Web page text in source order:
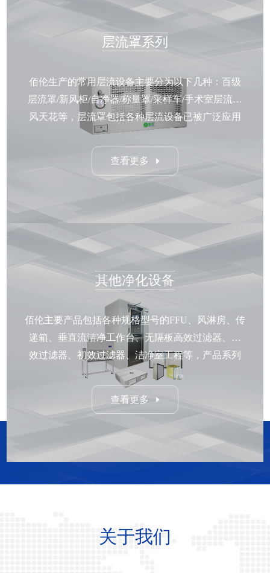
层流罩系列
佰伦生产的常用层流设备主要分为以下几种：百级
层流罩/新风柜/自净器/称量罩/采样车/手术室层流送
风天花等，层流罩包括各种层流设备已被广泛应用
于机械、电子、仪表、生物、化工、制药、食品、
卫生及科研部门等行业。
查看更多
其他净化设备
佰伦主要产品包括各种规格型号的FFU、风淋房、传
递箱、垂直流洁净工作台、无隔板高效过滤器、中
效过滤器、初效过滤器、洁净室工程等，产品系列
齐全，性能可靠，品质一流，外观美观。
查看更多
关于我们